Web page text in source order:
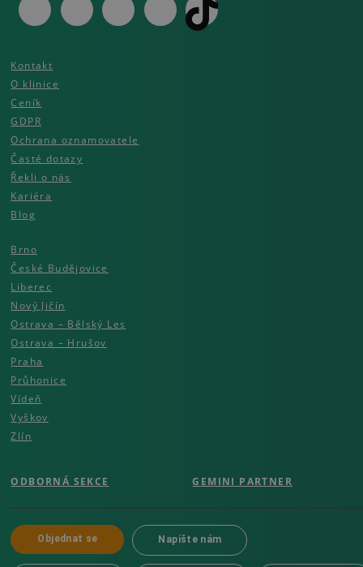
Kontakt
O klinice
Ceník
GDPR
Ochrana oznamovatele
Časté dotazy
Řekli o nás
Kariéra
Blog
Brno
České Budějovice
Liberec
Nový Jičín
Ostrava – Bělský Les
Ostrava – Hrušov
Praha
Průhonice
Vídeň
Vyškov
Zlín
ODBORNÁ SEKCE GEMINI PARTNER
Objednat se Napište nám